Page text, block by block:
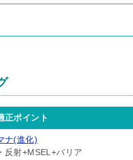
正ポイント
ナ(進化)
・反射+MSEL+バリア